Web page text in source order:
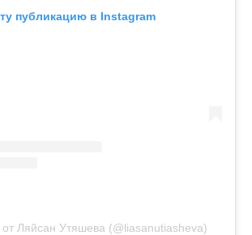
публикацию в Instagram
от Ляйсан Утяшева (@liasanutiasheva)